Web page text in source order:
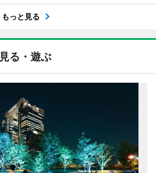
もっと見る
見る・遊ぶ